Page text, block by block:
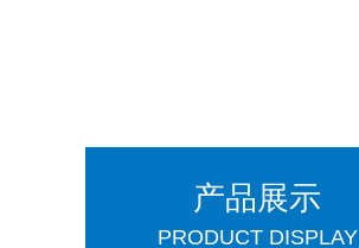
产品展示
PRODUCT DISPLAY